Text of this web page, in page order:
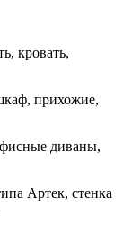
кровать,
прихожие,
диваны,
Артек, стенка